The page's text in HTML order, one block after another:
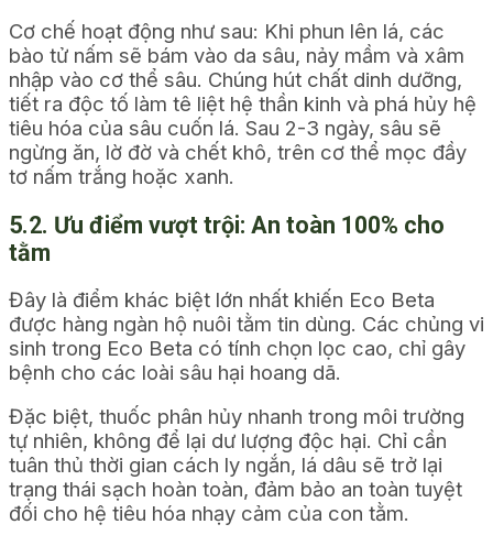
Cơ chế hoạt động như sau: Khi phun lên lá, các
bào tử nấm sẽ bám vào da sâu, nảy mầm và xâm
nhập vào cơ thể sâu. Chúng hút chất dinh dưỡng,
tiết ra độc tố làm tê liệt hệ thần kinh và phá hủy hệ
tiêu hóa của sâu cuốn lá. Sau 2-3 ngày, sâu sẽ
ngừng ăn, lờ đờ và chết khô, trên cơ thể mọc đầy
tơ nấm trắng hoặc xanh.
5.2. Ưu điểm vượt trội: An toàn 100% cho
tằm
Đây là điểm khác biệt lớn nhất khiến Eco Beta
được hàng ngàn hộ nuôi tằm tin dùng. Các chủng vi
sinh trong Eco Beta có tính chọn lọc cao, chỉ gây
bệnh cho các loài sâu hại hoang dã.
Đặc biệt, thuốc phân hủy nhanh trong môi trường
tự nhiên, không để lại dư lượng độc hại. Chỉ cần
tuân thủ thời gian cách ly ngắn, lá dâu sẽ trở lại
trạng thái sạch hoàn toàn, đảm bảo an toàn tuyệt
đối cho hệ tiêu hóa nhạy cảm của con tằm.